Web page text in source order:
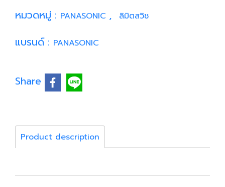
หมวดหมู่ : PANASONIC , ลิมิตสวิช
แบรนด์ : PANASONIC
Share
Product description